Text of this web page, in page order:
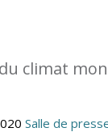
climat
Salle de